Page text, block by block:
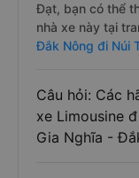
Đạt, bạn có thể
nhà xe này tại
Đắk Nông đi Núi
Câu hỏi: Các
xe Limousine
Gia Nghĩa -